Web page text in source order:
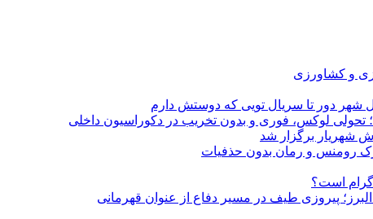
و کشاورزی
شهر دور تا سریال تویی که دوستش دارم
تحولی لوکس، فوری و بدون تخریب در دکوراسیون داخلی
شهریار برگزار شد
است؟
پیروزی طیف در مسیر دفاع از عنوان قهرمانی